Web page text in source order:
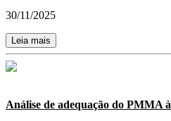
30/11/2025
Leia mais
Análise de adequação do PMMA